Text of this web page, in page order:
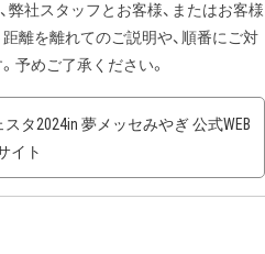
弊社スタッフとお客様、またはお客様
離を離れてのご説明や、順番にご対
予めご了承ください。
タ2024in 夢メッセみやぎ 公式WEB
イト